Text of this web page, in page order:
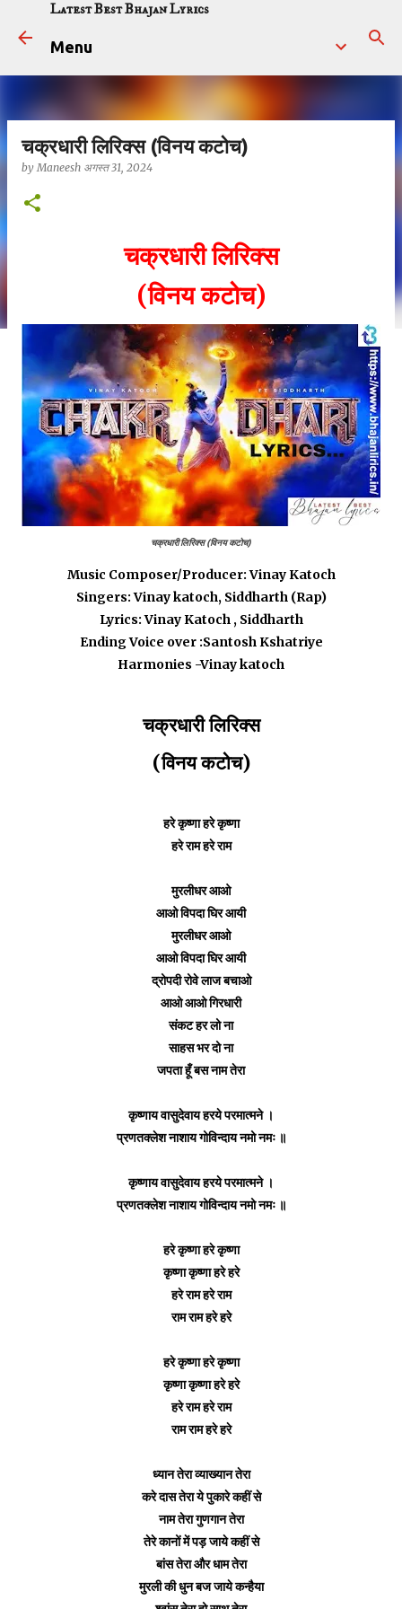
सीधे मुख्य सामग्री पर जाएं
Latest Best Bhajan Lyrics
Menu
चक्रधारी लिरिक्स (विनय कटोच)
byManeesh अगस्त 31, 2024
चक्रधारी लिरिक्स
(विनय कटोच)
चक्रधारी लिरिक्स (विनय कटोच)
Music Composer/Producer: Vinay Katoch
Singers: Vinay katoch, Siddharth (Rap)
Lyrics: Vinay Katoch , Siddharth
Ending Voice over :Santosh Kshatriye
Harmonies -Vinay katoch
चक्रधारी लिरिक्स
(विनय कटोच)
हरे कृष्णा हरे कृष्णा
हरे राम हरे राम
मुरलीधर आओ
आओ विपदा घिर आयी
मुरलीधर आओ
आओ विपदा घिर आयी
द्रोपदी रोवे लाज बचाओ
आओ आओ गिरधारी
संकट हर लो ना
साहस भर दो ना
जपता हूँ बस नाम तेरा
कृष्णाय वासुदेवाय हरये परमात्मने ।
प्रणतक्लेश नाशाय गोविन्दाय नमो नमः ॥
कृष्णाय वासुदेवाय हरये परमात्मने ।
प्रणतक्लेश नाशाय गोविन्दाय नमो नमः ॥
हरे कृष्णा हरे कृष्णा
कृष्णा कृष्णा हरे हरे
हरे राम हरे राम
राम राम हरे हरे
हरे कृष्णा हरे कृष्णा
कृष्णा कृष्णा हरे हरे
हरे राम हरे राम
राम राम हरे हरे
ध्यान तेरा व्याख्यान तेरा
करे दास तेरा ये पुकारे कहीं से
नाम तेरा गुणगान तेरा
तेरे कानों में पड़ जाये कहीं से
बांस तेरा और धाम तेरा
मुरली की धुन बज जाये कन्हैया